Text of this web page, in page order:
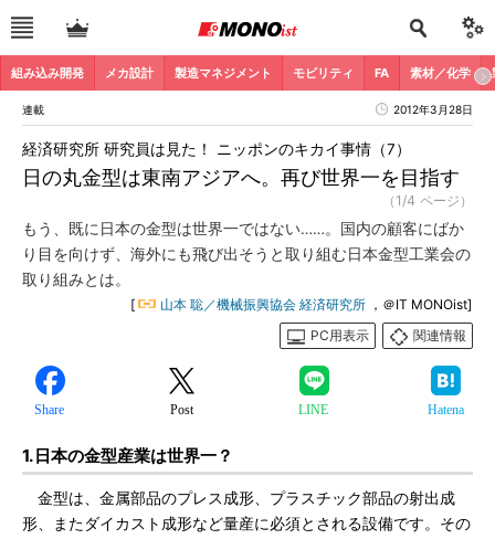
組み込み開発 メカ設計 製造マネジメント モビリティ FA 素材／化学
連載 2012年3月28日
日の丸金型は東南アジアへ。再び世界一を目指す
経済研究所 研究員は見た！ ニッポンのキカイ事情（7）
（1/4 ページ）
もう、既に日本の金型は世界一ではない……。国内の顧客にばか
り目を向けず、海外にも飛び出そうと取り組む日本金型工業会の
取り組みとは。
[ 山本 聡／機械振興協会 経済研究所 ，＠IT MONOist]
PC用表示
関連情報
Share Post LINE Hatena
1.日本の金型産業は世界一？
金型は、金属部品のプレス成形、プラスチック部品の射出成
形、またダイカスト成形など量産に必須とされる設備です。その